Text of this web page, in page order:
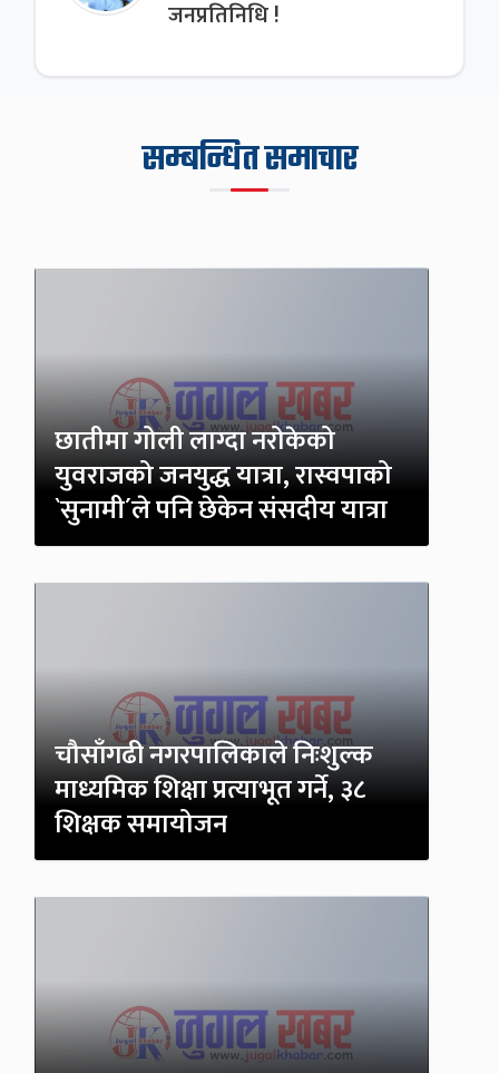
जनप्रतिनिधि !
सम्बन्धित समाचार
छातीमा गोली लाग्दा नरोकेको
युवराजको जनयुद्ध यात्रा, रास्वपाको
`सुनामी´ले पनि छेकेन संसदीय यात्रा
चौसाँगढी नगरपालिकाले निःशुल्क
माध्यमिक शिक्षा प्रत्याभूत गर्ने, ३८
शिक्षक समायोजन